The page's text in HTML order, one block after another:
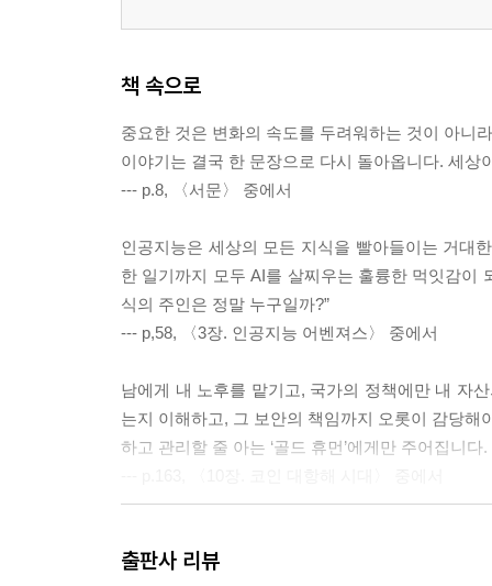
책 속으로
중요한 것은 변화의 속도를 두려워하는 것이 아니
이야기는 결국 한 문장으로 다시 돌아옵니다. 세상
--- p.8, 〈서문〉 중에서
인공지능은 세상의 모든 지식을 빨아들이는 거대
한 일기까지 모두 AI를 살찌우는 훌륭한 먹잇감이
식의 주인은 정말 누구일까?”
--- p,58, 〈3장. 인공지능 어벤져스〉 중에서
남에게 내 노후를 맡기고, 국가의 정책에만 내 자
는지 이해하고, 그 보안의 책임까지 오롯이 감당
하고 관리할 줄 아는 ‘골드 휴먼’에게만 주어집니
통장 숫자만으로 부자를 정의한다면 돈은 많지만
출판사 리뷰